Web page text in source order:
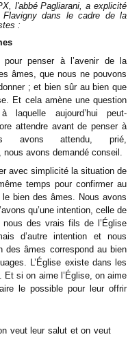
l'abbé Pagliarani, a explicité
dans le cadre de la
:
penser à l’avenir de la
âmes, que nous ne pouvons
; et bien sûr au bien que
Et cela amène une question
aujourd’hui peut-
attendre avant de penser à
avons attendu, prié,
nous avons demandé conseil.
avec simplicité la situation de
temps pour confirmer au
le bien des âmes. Nous avons
qu’une intention, celle de
des vrais fils de l’Église
d’autre intention et nous
des âmes correspond au bien
L’Église existe dans les
Et si on aime l’Église, on aime
le possible pour leur offrir
veut leur salut et on veut